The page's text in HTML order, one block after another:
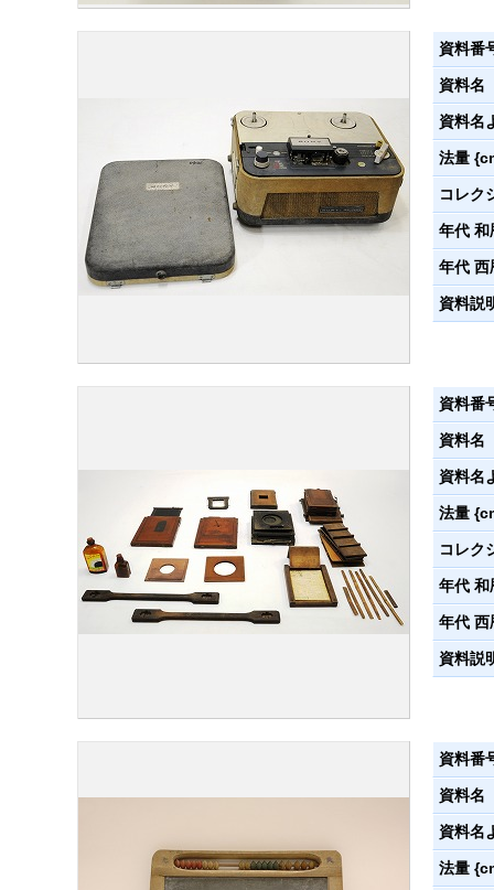
資料番
資料名
資料名
法量
コレク
年代 和
年代 西
資料説
資料番
資料名
資料名
法量
コレク
年代 和
年代 西
資料説
資料番
資料名
資料名
法量